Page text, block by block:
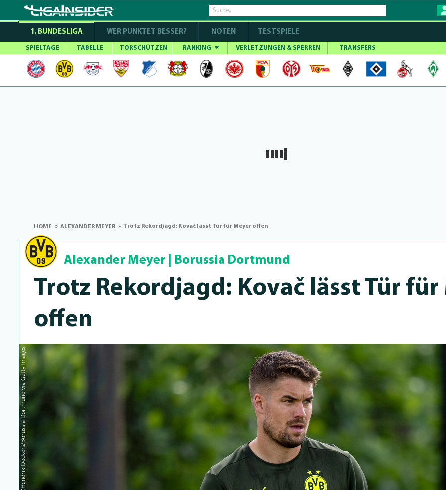
1. BUNDESLIGA WER PUNKTET BESSER? NOTEN TESTSPIELE
SPIELTAGE TABELLE TORSCHÜTZEN RANKING VERLETZUNGEN & SPERREN TRANSFERS
HOME ALEXANDER MEYER Trotz Rekordjagd: Kovač lässt Tür für Meyer offen
Alexander Meyer Borussia Dortmund
Trotz Rekordjagd: Kovač lässt Tür für
offen